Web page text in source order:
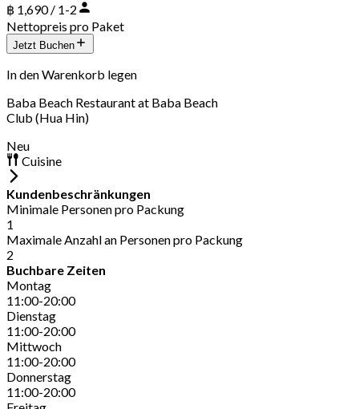
฿ 1,690 / 1-2
Nettopreis pro Paket
Jetzt Buchen
In den Warenkorb legen
Baba Beach Restaurant at Baba Beach
Club (Hua Hin)
Neu
Cuisine
Kundenbeschränkungen
Minimale Personen pro Packung
1
Maximale Anzahl an Personen pro Packung
2
Buchbare Zeiten
Montag
11:00-20:00
Dienstag
11:00-20:00
Mittwoch
11:00-20:00
Donnerstag
11:00-20:00